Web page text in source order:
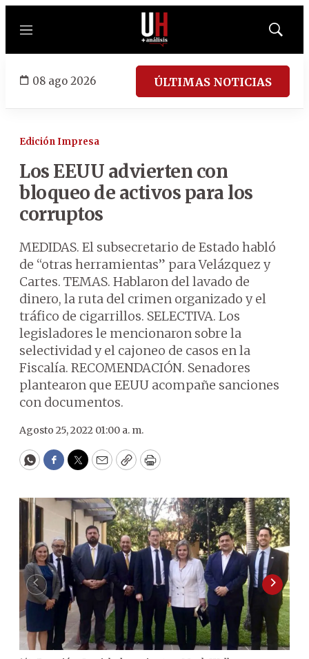
Menú
Mostrar
08 ago 2026 ÚLTIMAS NOTICIAS
Edición Impresa
Los EEUU advierten con
bloqueo de activos para los
corruptos
MEDIDAS. El subsecretario de Estado habló
de “otras herramientas” para Velázquez y
Cartes. TEMAS. Hablaron del lavado de
dinero, la ruta del crimen organizado y el
tráfico de cigarrillos. SELECTIVA. Los
legisladores le mencionaron sobre la
selectividad y el cajoneo de casos en la
Fiscalía. RECOMENDACIÓN. Senadores
plantearon que EEUU acompañe sanciones
con documentos.
Agosto 25, 2022 01:00 a. m.
WhatsApp
Facebook
Twitter
EmailCopyPrint